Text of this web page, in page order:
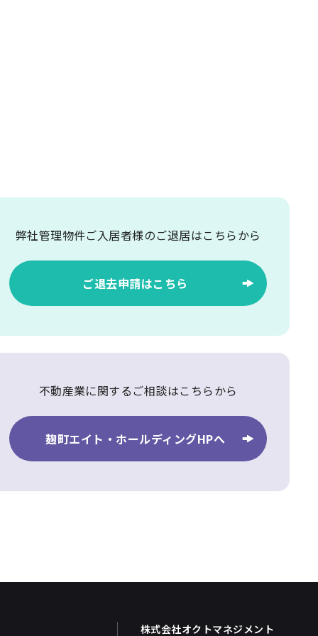
弊社管理物件ご入居者様のご退居はこちらから
ご退去申請はこちら
不動産業に関するご相談はこちらから
麹町エイト・ホールディングHPへ
株式会社オクトマネジメント